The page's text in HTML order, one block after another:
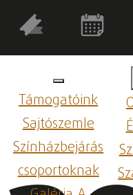
Támogatóink
Sajtószemle
Színházbejárás
csoportoknak